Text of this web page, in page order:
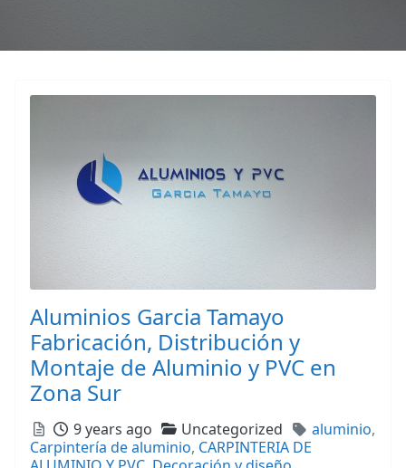
Aluminios Garcia Tamayo
Fabricación, Distribución y
Montaje de Aluminio y PVC en
Zona Sur
Posted
9 years ago Categories
Uncategorized Tags
aluminio,
Carpintería de aluminio, CARPINTERIA DE